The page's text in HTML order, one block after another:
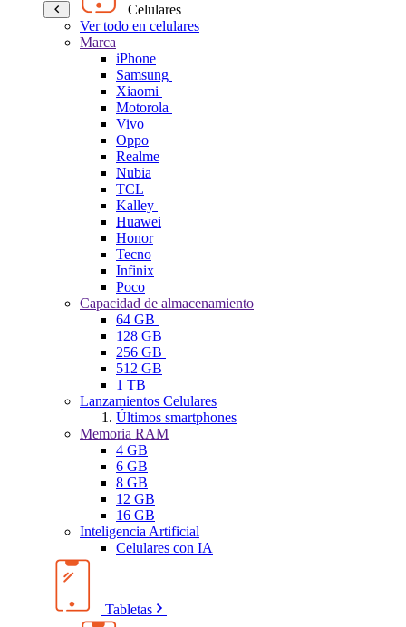
Celulares
Ver todo en celulares
Marca
iPhone
Samsung
Xiaomi
Motorola
Vivo
Oppo
Realme
Nubia
TCL
Kalley
Huawei
Honor
Tecno
Infinix
Poco
Capacidad de almacenamiento
64 GB
128 GB
256 GB
512 GB
1 TB
Lanzamientos Celulares
Últimos smartphones
Memoria RAM
4 GB
6 GB
8 GB
12 GB
16 GB
Inteligencia Artificial
Celulares con IA
Tabletas